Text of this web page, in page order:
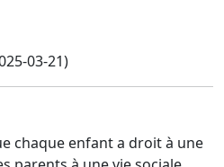
03-21)
chaque enfant a droit à une